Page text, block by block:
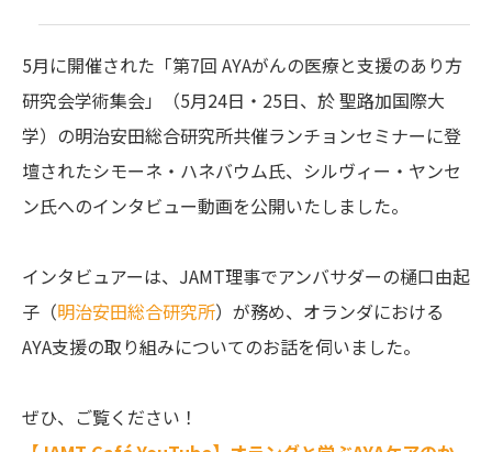
5月に開催された「第7回 AYAがんの医療と支援のあり方
研究会学術集会」（5月24日・25日、於 聖路加国際大
学）の明治安田総合研究所共催ランチョンセミナーに登
壇されたシモーネ・ハネバウム氏、シルヴィー・ヤンセ
ン氏へのインタビュー動画を公開いたしました。
インタビュアーは、JAMT理事でアンバサダーの樋口由起
子（明治安田総合研究所）が務め、オランダにおける
AYA支援の取り組みについてのお話を伺いました。
ぜひ、ご覧ください！